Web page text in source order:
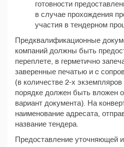
готовности
в случае прохождения
участия в тендерном
Предквалификационные
компаний должны быть
переплете, в герметично
заверенные печатью и c
(в количестве 2-х
порядке должен быть вложен
вариант документа). На
наименование адресата,
название тендера.
Предоставление уточняющей